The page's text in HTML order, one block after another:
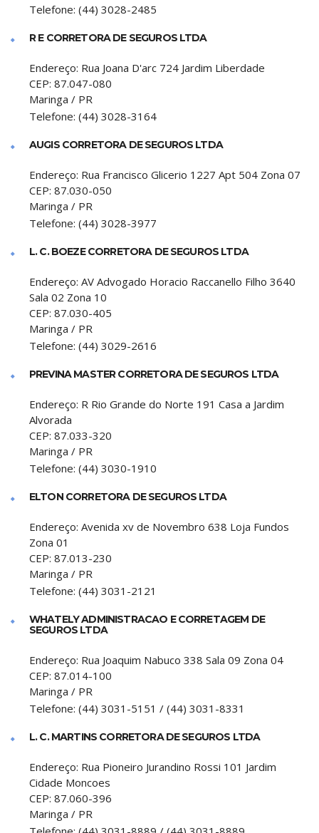
Telefone: (44) 3028-2485
R E CORRETORA DE SEGUROS LTDA
Endereço: Rua Joana D'arc 724 Jardim Liberdade
CEP: 87.047-080
Maringa / PR
Telefone: (44) 3028-3164
AUGIS CORRETORA DE SEGUROS LTDA
Endereço: Rua Francisco Glicerio 1227 Apt 504 Zona 07
CEP: 87.030-050
Maringa / PR
Telefone: (44) 3028-3977
L. C. BOEZE CORRETORA DE SEGUROS LTDA
Endereço: AV Advogado Horacio Raccanello Filho 3640
Sala 02 Zona 10
CEP: 87.030-405
Maringa / PR
Telefone: (44) 3029-2616
PREVINA MASTER CORRETORA DE SEGUROS LTDA
Endereço: R Rio Grande do Norte 191 Casa a Jardim
Alvorada
CEP: 87.033-320
Maringa / PR
Telefone: (44) 3030-1910
ELTON CORRETORA DE SEGUROS LTDA
Endereço: Avenida xv de Novembro 638 Loja Fundos
Zona 01
CEP: 87.013-230
Maringa / PR
Telefone: (44) 3031-2121
WHATELY ADMINISTRACAO E CORRETAGEM DE
SEGUROS LTDA
Endereço: Rua Joaquim Nabuco 338 Sala 09 Zona 04
CEP: 87.014-100
Maringa / PR
Telefone: (44) 3031-5151 / (44) 3031-8331
L. C. MARTINS CORRETORA DE SEGUROS LTDA
Endereço: Rua Pioneiro Jurandino Rossi 101 Jardim
Cidade Moncoes
CEP: 87.060-396
Maringa / PR